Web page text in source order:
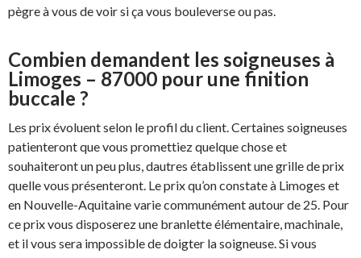
pègre à vous de voir si ça vous bouleverse ou pas.
Combien demandent les soigneuses à
Limoges – 87000 pour une finition
buccale ?
Les prix évoluent selon le profil du client. Certaines soigneuses
patienteront que vous promettiez quelque chose et
souhaiteront un peu plus, dautres établissent une grille de prix
quelle vous présenteront. Le prix qu’on constate à Limoges et
en Nouvelle-Aquitaine varie communément autour de 25. Pour
ce prix vous disposerez une branlette élémentaire, machinale,
et il vous sera impossible de doigter la soigneuse. Si vous